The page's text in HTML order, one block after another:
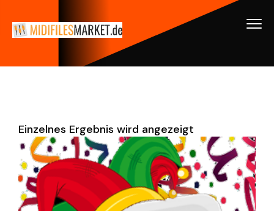
Einzelnes Ergebnis wird angezeigt